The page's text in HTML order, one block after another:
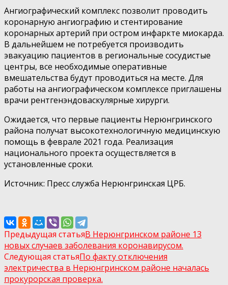
Ангиографический комплекс позволит проводить
коронарную ангиографию и стентирование
коронарных артерий при остром инфаркте миокарда.
В дальнейшем не потребуется производить
эвакуацию пациентов в региональные сосудистые
центры, все необходимые оперативные
вмешательства будут проводиться на месте. Для
работы на ангиографическом комплексе приглашены
врачи рентгенэндоваскулярные хирурги.
Ожидается, что первые пациенты Нерюнгринского
района получат высокотехнологичную медицинскую
помощь в феврале 2021 года. Реализация
национального проекта осуществляется в
установленные сроки.
Источник: Пресс служба Нерюнгринская ЦРБ.
Предыдущая статьяВ Нерюнгринском районе 13
новых случаев заболевания коронавирусом.
Следующая статьяПо факту отключения
электричества в Нерюнгринском районе началась
прокурорская проверка.